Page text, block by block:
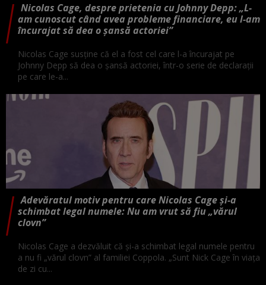
Nicolas Cage, despre prietenia cu Johnny Depp: „L-
am cunoscut când avea probleme financiare, eu l-am
încurajat să dea o șansă actoriei”
Nicolas Cage susține că el a fost cel care l-a încurajat pe
Johnny Depp să dea o șansă actoriei, într-o serie de declarații
pe care le-a...
Adevăratul motiv pentru care Nicolas Cage și-a
schimbat legal numele: Nu am vrut să fiu „vărul
clovn”
Nicolas Cage a dezvăluit că și-a schimbat legal numele pentru
a nu fi „vărul clovn” al familiei Coppola. „Sunt Nick Cage în viața
de zi cu...